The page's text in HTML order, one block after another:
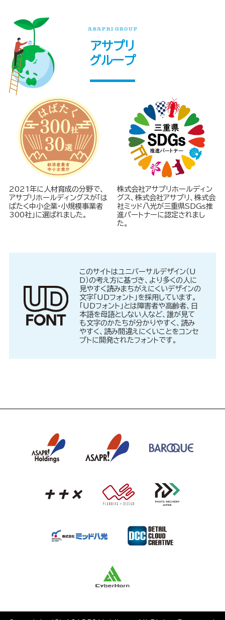
ASAPRI GROUP
アサプリ
グループ
2021年に人材育成の分野で、
アサプリホールディングスが「は
ばたく中小企業・小規模事業者
300社」に選ばれました。
株式会社アサプリホールディン
グス、株式会社アサプリ、株式会
社ミッド八光が三重県SDGs推
進パートナーに認定されまし
た。
このサイトはユニバーサルデザイン（U
D）の考え方に基づき、より多くの人に
見やすく読みまちがえにくいデザインの
文字「UDフォント」を採用しています。
「UDフォント」とは障害者や高齢者、日
本語を母語としない人など、誰が見て
も文字のかたちが分かりやすく、読み
やすく、読み間違えにくいことをコンセ
プトに開発されたフォントです。